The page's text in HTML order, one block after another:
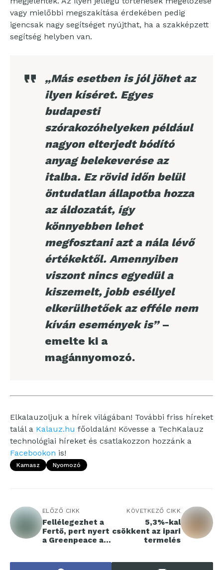
vagy mielőbbi megszakítása érdekében pedig
igencsak nagy segítséget nyújthat, ha a szakképzett
segítség helyben van.
„Más esetben is jól jöhet az
ilyen kíséret. Egyes
budapesti
szórakozóhelyeken például
nagyon elterjedt bódító
anyag belekeverése az
italba. Ez rövid időn belül
öntudatlan állapotba hozza
az áldozatát, így
könnyebben lehet
megfosztani azt a nála lévő
értékektől. Amennyiben
viszont nincs egyedül a
kiszemelt, jobb eséllyel
elkerülhetőek az efféle nem
kíván események is”–
emelte ki a
magánnyomozó.
Elkalauzoljuk a hírek világában! További friss híreket
talál a Kalauz.hu főoldalán! Kövesse a TechKalauz
technológiai híreket és csatlakozzon hozzánk a
Facebookon is!
Kamasz Nyomozó
ELŐZŐ CIKK
Fellélegezhet a
Fertő, pert nyert
a Greenpeace a
KÖVETKEZŐ CIKK
5,3%-kal
csökkent az ipari
termelés